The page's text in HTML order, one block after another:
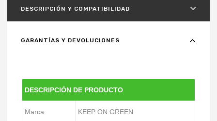
DESCRIPCIÓN Y COMPATIBILIDAD
GARANTÍAS Y DEVOLUCIONES
DESCRIPCIÓN DE PRODUCTO
Marca: KEEP ON GREEN